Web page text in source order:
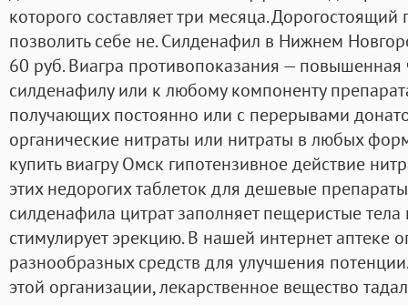
которого составляет три месяца.
позволить себе не. Силденафил в Нижнем
60 руб. Виагра противопоказания — повышенная
силденафилу или к любому компоненту
получающих постоянно или с перерывами
органические нитраты или нитраты в любых
купить виагру Омск гипотензивное действие
этих недорогих таблеток для дешевые
силденафила цитрат заполняет пещеристые
стимулирует эрекцию. В нашей интернет аптеке
разнообразных средств для улучшения
этой организации, лекарственное вещество